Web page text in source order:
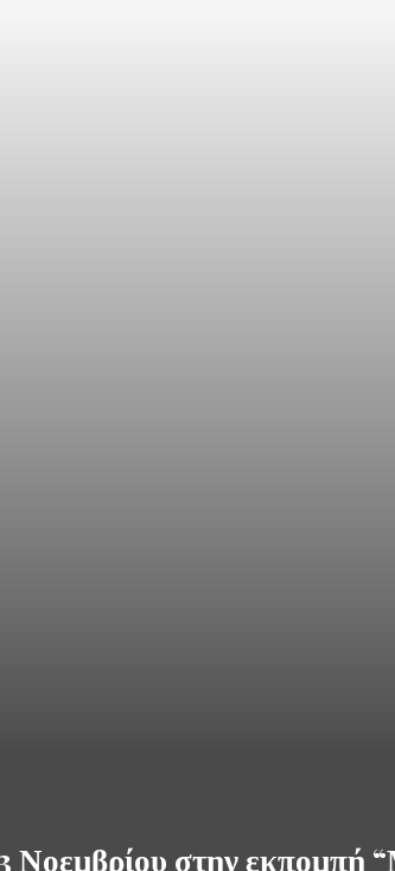
Νοεμβρίου στην εκπομπή